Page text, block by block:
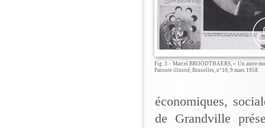
Fig. 3 – Marcel BROODTHAERS, « Un autre
Patriote illustré, Bruxelles, n°10, 9 mars 1958.
économiques,
de Grandville